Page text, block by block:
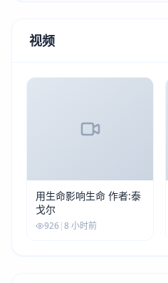
视频
用生命影响生命 作者:泰
戈尔
926|8 小时前